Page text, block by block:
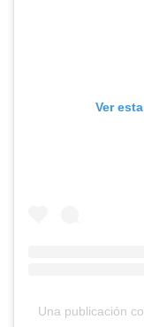
Ver
Una publicación